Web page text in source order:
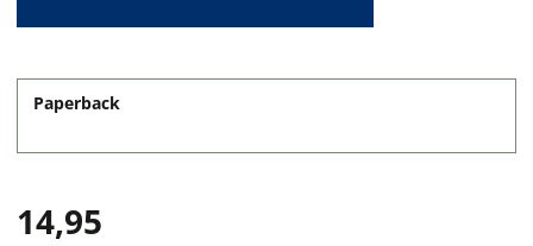
Paperback
14,95